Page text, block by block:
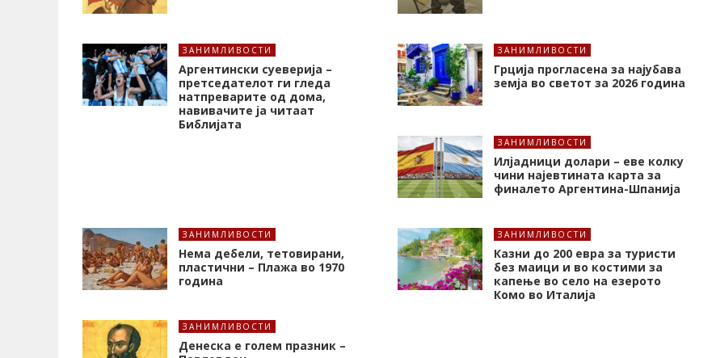
ЗАНИМЛИВОСТИ
Аргентински суеверија –
претседателот ги гледа
натпреварите од дома,
навивачите ја читаат
Библијата
ЗАНИМЛИВОСТИ
Грција прогласена за најубава
земја во светот за 2026 година
ЗАНИМЛИВОСТИ
Илјадници долари – еве колку
чини најевтината карта за
финалето Аргентина-Шпанија
ЗАНИМЛИВОСТИ
Нема дебели, тетовирани,
пластични – Плажа во 1970
година
ЗАНИМЛИВОСТИ
Казни до 200 евра за туристи
без маици и во костими за
капење во село на езерото
Комо во Италија
ЗАНИМЛИВОСТИ
Денеска е голем празник –